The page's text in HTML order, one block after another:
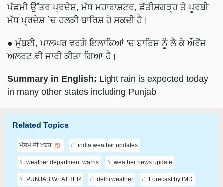
ਪੱਛਮੀ ਉੱਤਰ ਪ੍ਰਦੇਸ਼, ਮੱਧ ਮਹਾਰਾਸ਼ਟਰ, ਛੱਤੀਸਗੜ੍ਹ ਤੇ ਪੂਰਬੀ
ਮੱਧ ਪ੍ਰਦੇਸ਼ `ਚ ਹਲਕੀ ਬਾਰਿਸ਼ ਹੋ ਸਕਦੀ ਹੈ।
● ਮੁੰਬਈ, ਪਾਲਘਰ ਵਰਗੇ ਇਲਾਕਿਆਂ 'ਚ ਬਾਰਿਸ਼ ਨੂੰ ਲੈ ਕੇ ਔਰੇਂਜ
ਅਲਰਟ ਵੀ ਜਾਰੀ ਕੀਤਾ ਗਿਆ ਹੈ।
Summary in English: Light rain is expected today
in many other states including Punjab
Related Topics
ਮੌਸਮ ਦੀ ਖ਼ਬਰ india weather updates
weather department warns weather news update
PUNJAB WEATHER delhi weather Forecast by IMD